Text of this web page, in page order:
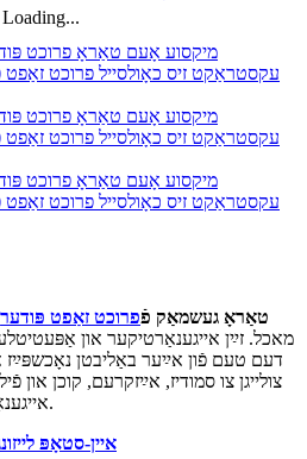
Loading...
טאַראָ געשמאַק פֿפרוכט זאַפט פּודער
מאכל. זײַן אייגענאַרטיקער און
דעם טעם פֿון אײַער באַליבטן
צולייגן צו סמודיז, אײַזקרעם, קוכן און
אייגענאַרטיקן און פֿאַרפֿירערישן טעם.
איין-סטאָפּ